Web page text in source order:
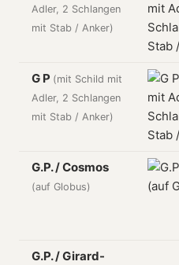
Adler, 2 Schlangen
mit Stab / Anker)
G P (mit Schild mit
Adler, 2 Schlangen
mit Stab / Anker)
G.P. / Cosmos
(auf Globus)
G.P. / Girard-